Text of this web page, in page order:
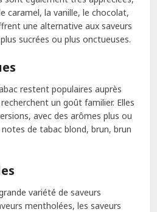
caramel, la vanille, le chocolat,
une alternative aux saveurs
sucrées ou plus onctueuses.
restent populaires auprès
un goût familier. Elles
avec des arômes plus ou
de tabac blond, brun, brun
variété de saveurs
mentholées, les saveurs